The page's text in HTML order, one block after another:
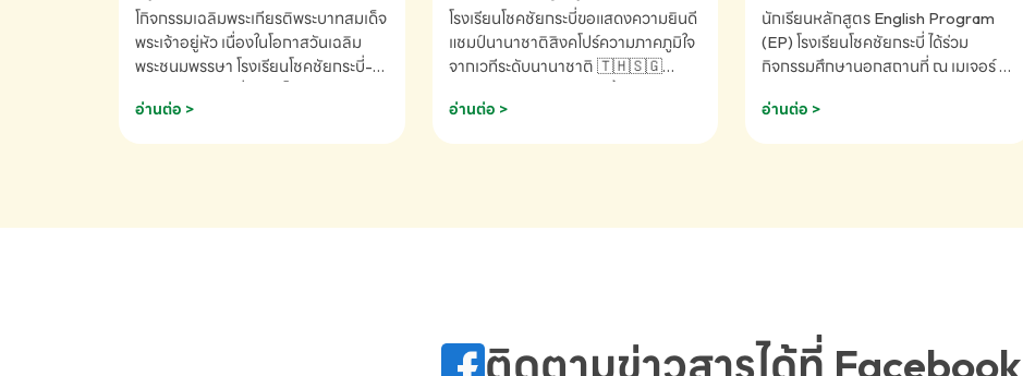
เนื่องในโอกาสวันเฉลิม
พระชนมพรรษา
โกิจกรรมเฉลิมพระเกียรติพระบาทสมเด็จ
พระเจ้าอยู่หัว เนื่องในโอกาสวันเฉลิม
พระชนมพรรษา โรงเรียนโชคชัยกระบี่-
691910
อ่านต่อ >
นานาชาติ ครั้งที่ 46 ประจำปี
2569 ณ ประเทศสิงคโปร์
โรงเรียนโชคชัยกระบี่ขอแสดงความยินดี
แชมป์นานาชาติสิงคโปร์ความภาคภูมิใจ
จากเวทีระดับนานาชาติ 🇹🇭🇸🇬
K3 โรงเรียนโชคชัยกระบี่ จ.กระบี่ คว้า
AND MENTAL ARITHMETIC
Arithmetic Competition K2(Grop)
อ่านต่อ >
ศึกษา (EP.1-6)
นักเรียนหลักสูตร English Program
(EP) โรงเรียนโชคชัยกระบี่ ได้ร่วม
กิจกรรมศึกษานอกสถานที่ ณ เมเจอร์ ซี
(Soundtrack)เพื่อเสริมทักษะการฟัง
โชคชัยกระบี่-สอบถามข้อมูลเพิ่มเติม
อ่านต่อ >
ติดตามข่าวสารได้ที่ Facebook